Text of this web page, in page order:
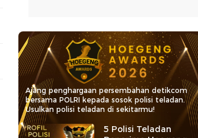
Ajang penghargaan persembahan detikcom
bersama POLRI kepada sosok polisi teladan.
Usulkan polisi teladan di sekitarmu!
5 Polisi Teladan